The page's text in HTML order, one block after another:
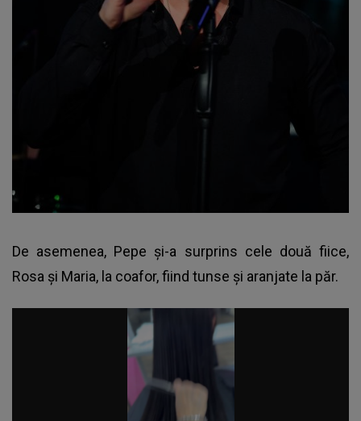
De asemenea, Pepe și-a surprins cele două fiice,
Rosa și Maria, la coafor, fiind tunse și aranjate la păr.